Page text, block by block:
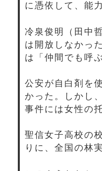
に憑依して、能
冷泉俊明（田中
は開放しなかっ
は「仲間でも呼
公安が自白剤を
かった。しかし
事件には女性の
聖信女子高校の
りに、全国の林